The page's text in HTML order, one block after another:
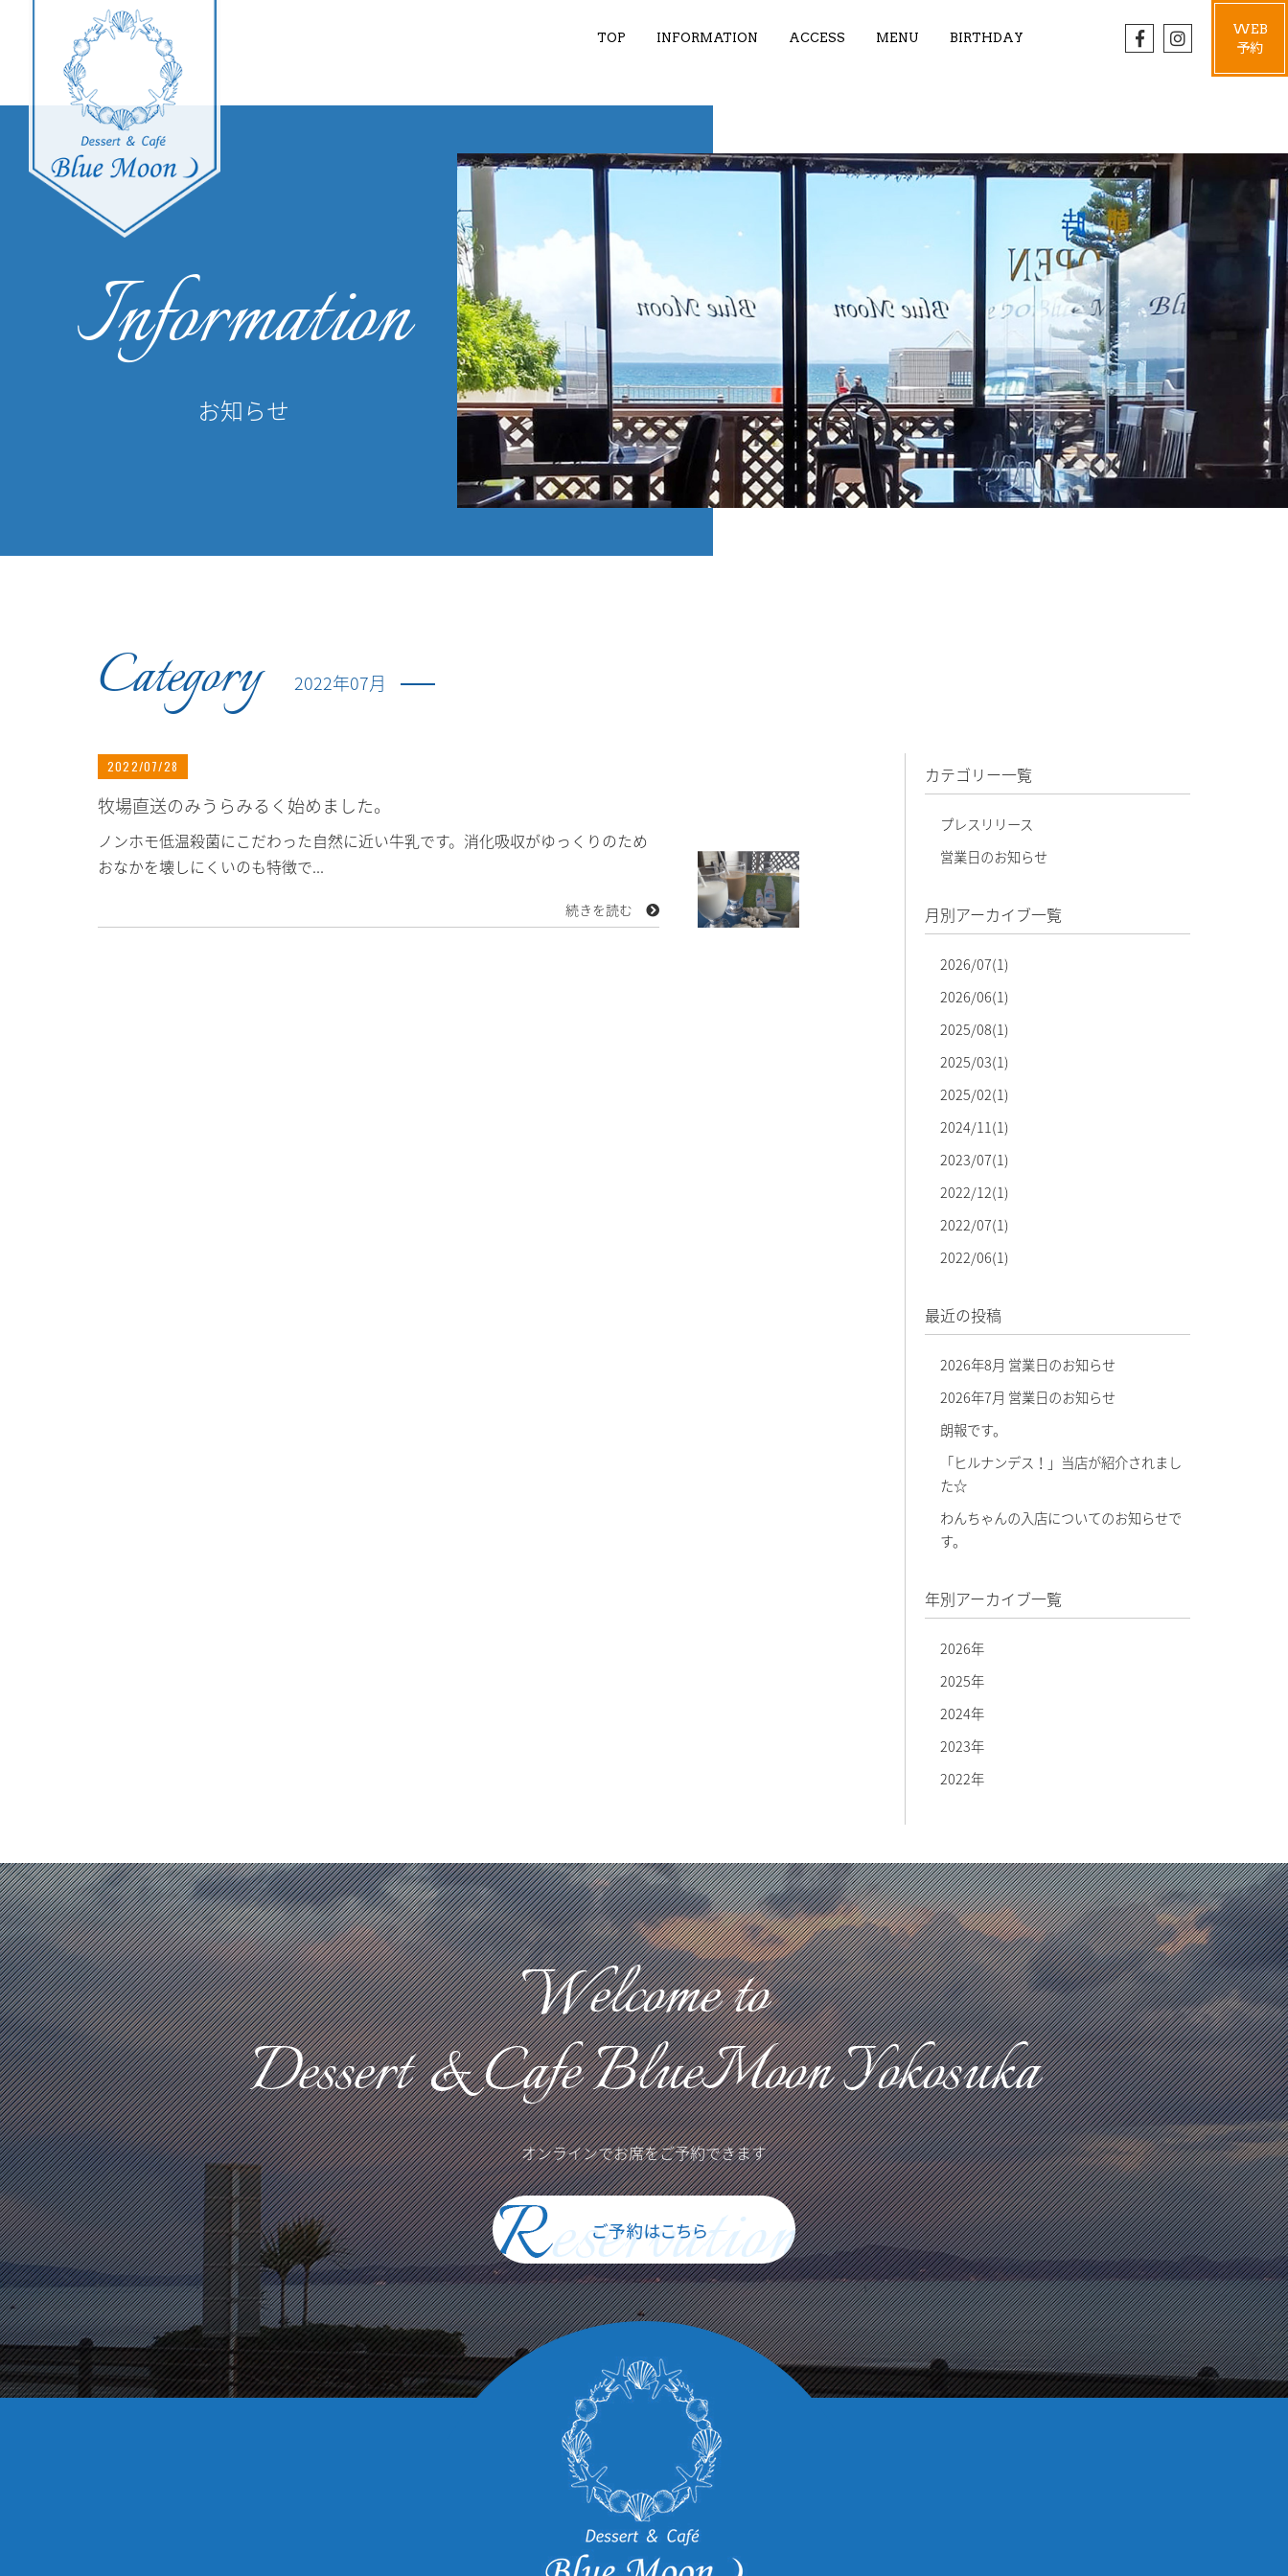
WEB
予約
TOP INFORMATION ACCESS MENU BIRTHDAY
Information
お知らせ
Category 2022年07月
カテゴリー一覧
プレスリリース
営業日のお知らせ
月別アーカイブ一覧
2026/07(1)
2026/06(1)
2025/08(1)
2025/03(1)
2025/02(1)
2024/11(1)
2023/07(1)
2022/12(1)
2022/07(1)
2022/06(1)
最近の投稿
2026年8月 営業日のお知らせ
2026年7月 営業日のお知らせ
朗報です。
「ヒルナンデス！」当店が紹介されまし
た☆
わんちゃんの入店についてのお知らせで
す。
年別アーカイブ一覧
2026年
2025年
2024年
2023年
2022年
2022/07/28
牧場直送のみうらみるく始めました。
ノンホモ低温殺菌にこだわった自然に近い牛乳です。消化吸収がゆっくりのため
おなかを壊しにくいのも特徴で...
続きを読む
Welcome to
Dessert & Cafe BlueMoon Yokosuka
オンラインでお席をご予約できます